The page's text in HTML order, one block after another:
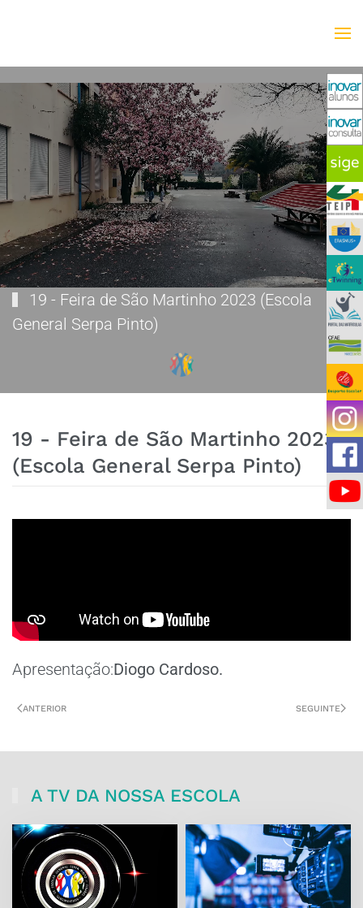
19 - Feira de São Martinho 2023 (Escola
General Serpa Pinto)
19 - Feira de São Martinho 2023
(Escola General Serpa Pinto)
Apresentação:Diogo Cardoso.
ANTERIOR SEGUINTE
A TV DA NOSSA ESCOLA